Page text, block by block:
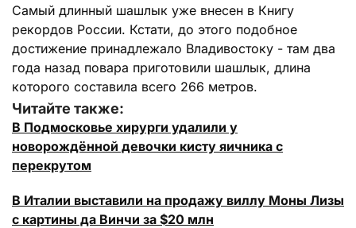
Самый длинный шашлык уже внесен в Книгу
рекордов России. Кстати, до этого подобное
достижение принадлежало Владивостоку - там два
года назад повара приготовили шашлык, длина
которого составила всего 266 метров.
Читайте также:
В Подмосковье хирурги удалили у
новорождённой девочки кисту яичника с
перекрутом
В Италии выставили на продажу виллу Моны Лизы
с картины да Винчи за $20 млн